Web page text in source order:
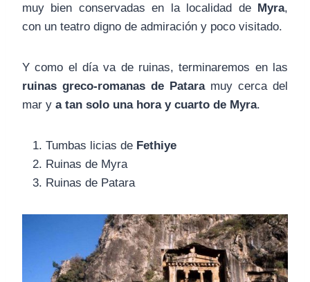
muy bien conservadas en la localidad de Myra,
con un teatro digno de admiración y poco visitado.
Y como el día va de ruinas, terminaremos en las
ruinas greco-romanas de Pataramuy cerca del
mar y a tan solo una hora y cuarto de Myra.
Tumbas licias de Fethiye
Ruinas de Myra
Ruinas de Patara